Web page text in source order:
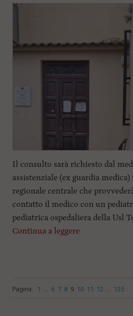
Il consulto sarà richiesto dal
assistenziale (ex guardia
regionale centrale che
contatto il medico con un
pediatrica ospedaliera della Usl
Continua a leggere
Pagina: 1 ... 6 7 8 9 10 11 12 ... 125